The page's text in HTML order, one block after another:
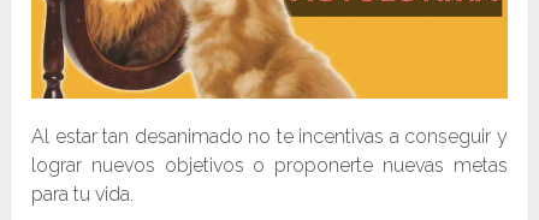
Al estar tan desanimado no te incentivas a conseguir y
lograr nuevos objetivos o proponerte nuevas metas
para tu vida.